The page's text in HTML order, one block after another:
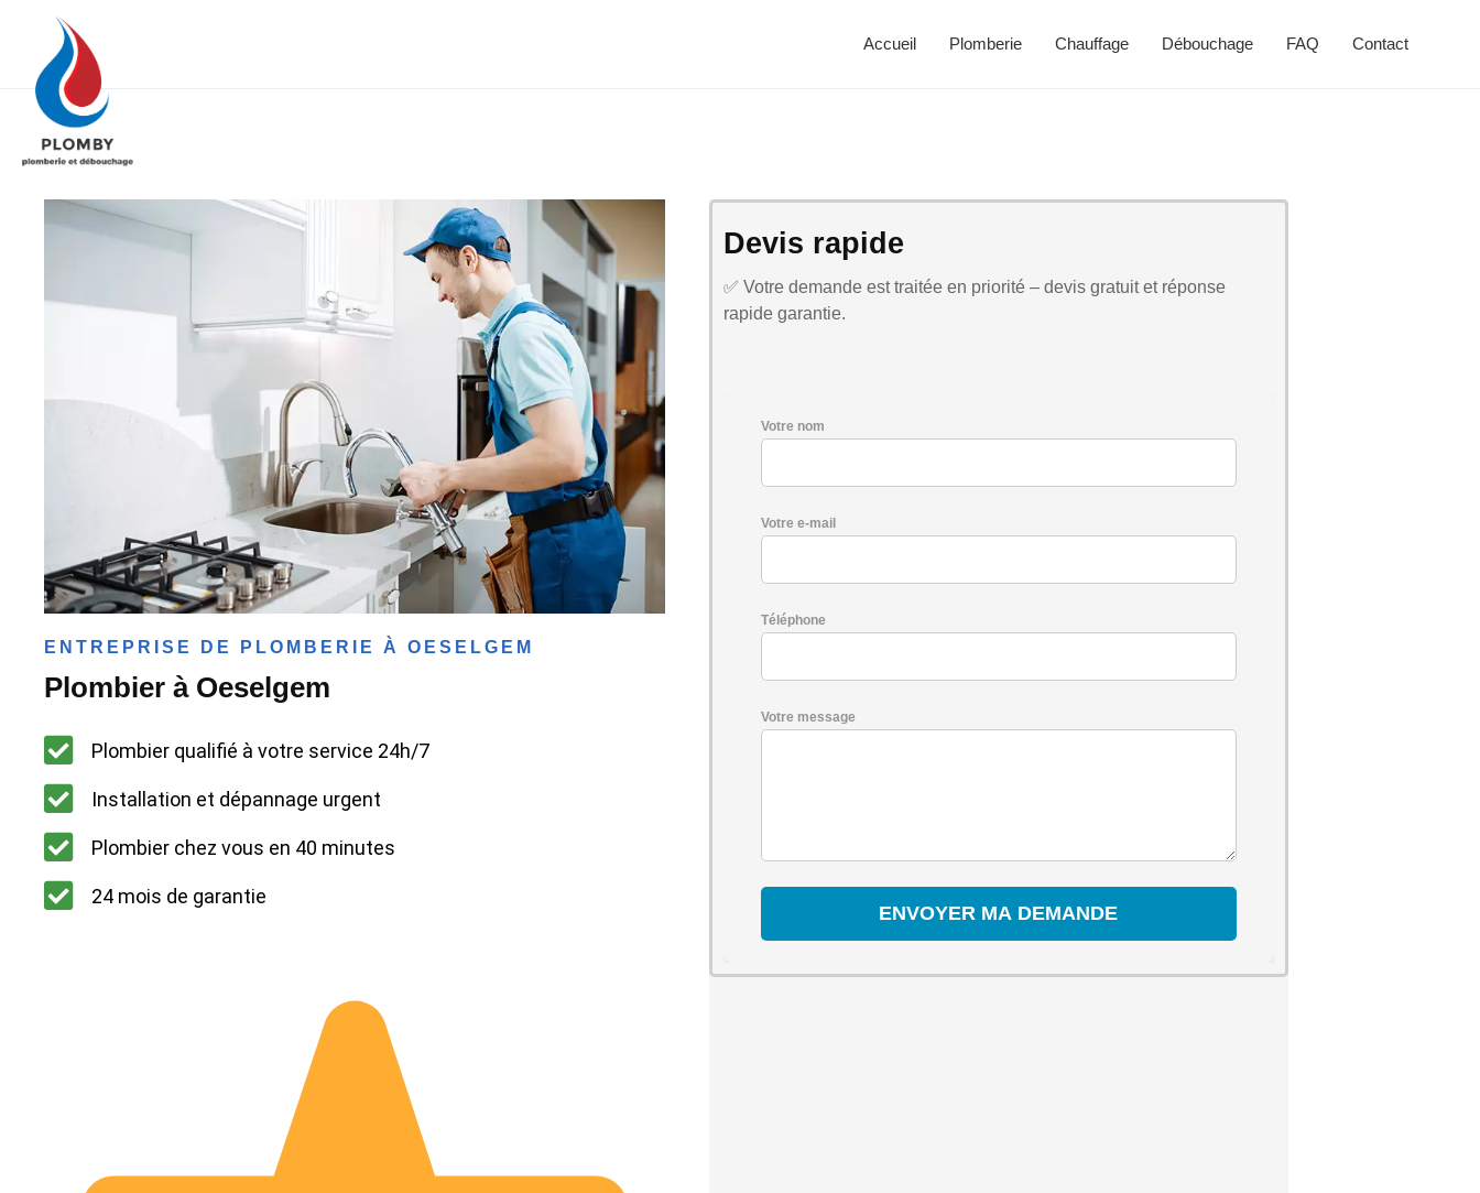
Accueil Plomberie Chauffage Débouchage FAQ Contact
ENTREPRISE DE PLOMBERIE À OESELGEM
Plombier à Oeselgem
Plombier qualifié à votre service 24h/7
Installation et dépannage urgent
Plombier chez vous en 40 minutes
24 mois de garantie
Devis rapide
✅ Votre demande est traitée en priorité – devis gratuit et réponse
rapide garantie.
Votre nom
Votre e-mail
Téléphone
Votre message